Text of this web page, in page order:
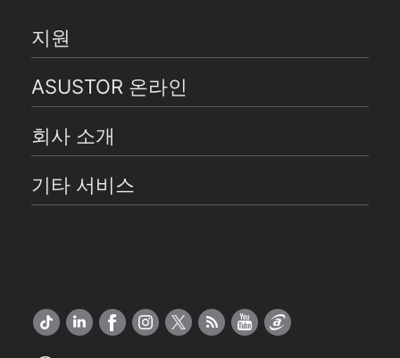
지원
ASUSTOR 온라인
회사 소개
기타 서비스